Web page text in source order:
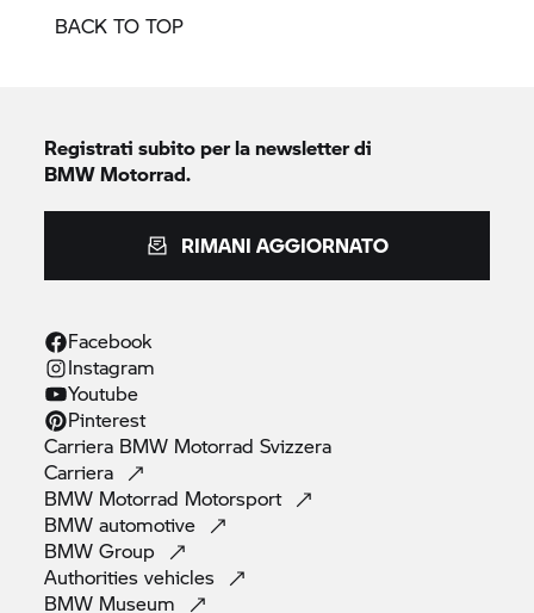
BACK TO TOP
Registrati subito per la newsletter di
BMW Motorrad.
RIMANI AGGIORNATO
Facebook
Instagram
Youtube
Pinterest
Carriera BMW Motorrad Svizzera
Carriera
BMW Motorrad Motorsport
BMWautomotive
BMWGroup
Authoritiesvehicles
BMW Museum